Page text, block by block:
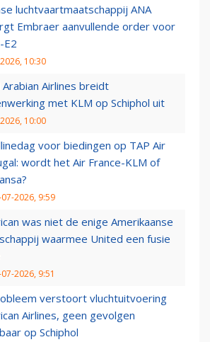
luchtvaartmaatschappij ANA
Embraer aanvullende order voor
E2
10:30
Arabian Airlines breidt
met KLM op Schiphol uit
10:00
voor biedingen op TAP Air
wordt het Air France-KLM of
2026, 9:59
was niet de enige Amerikaanse
waarmee United een fusie
2026, 9:51
verstoort vluchtuitvoering
Airlines, geen gevolgen
op Schiphol